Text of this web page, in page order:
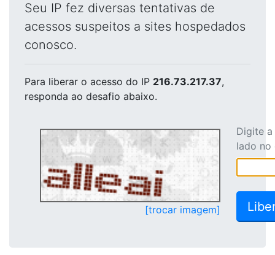
Seu IP fez diversas tentativas de
acessos suspeitos a sites hospedados
conosco.
Para liberar o acesso do IP 216.73.217.37,
responda ao desafio abaixo.
[trocar imagem]
Digite
lado no